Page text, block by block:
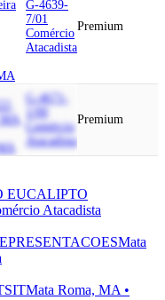
G-4639-
7/01
Comércio
Atacadista
Premium
G-4671-
1/00
Comércio
Atacadista
Premium
EUCALIPTO
Atacadista
Mata
Mata Roma, MA •